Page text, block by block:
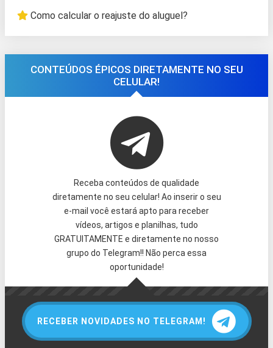
Como calcular o reajuste do aluguel?
CONTEÚDOS ÉPICOS DIRETAMENTE NO SEU
CELULAR!
Receba conteúdos de qualidade
diretamente no seu celular! Ao inserir o seu
e-mail você estará apto para receber
vídeos, artigos e planilhas, tudo
GRATUITAMENTE e diretamente no nosso
grupo do Telegram!! Não perca essa
oportunidade!
RECEBER NOVIDADES NO TELEGRAM!